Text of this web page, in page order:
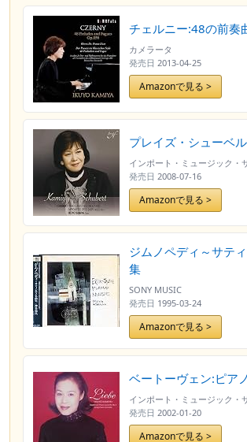
チェルニー:48の前奏
カメラータ
発売日 2013-04-25
Amazonで見る >
プレイズ・シューベ
インポート・ミュージック・
発売日 2008-07-16
Amazonで見る >
ジムノペディ～サテ
集
SONY MUSIC
発売日 1995-03-24
Amazonで見る >
ベートーヴェン:ピア
インポート・ミュージック・
発売日 2002-01-20
Amazonで見る >